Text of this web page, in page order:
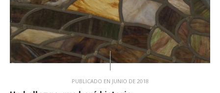
PUBLICADO EN JUNIO DE 2018